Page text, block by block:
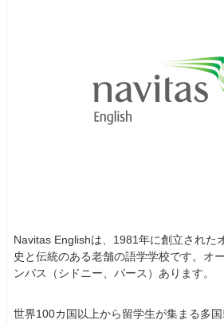
Navitas Englishは、1981年に創立された
史と伝統のある老舗の語学学校です。オ
ンパス（シドニー、パース）あります。
世界100カ国以上から留学生が集まる多